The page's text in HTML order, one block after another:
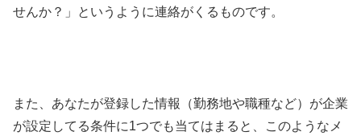
せんか？」というように連絡がくるものです。
また、あなたが登録した情報（勤務地や職種など）が企業
が設定してる条件に1つでも当てはまると、このようなメ